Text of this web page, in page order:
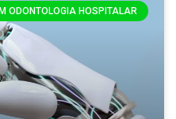
ODONTOLOGIA HOSPITALAR